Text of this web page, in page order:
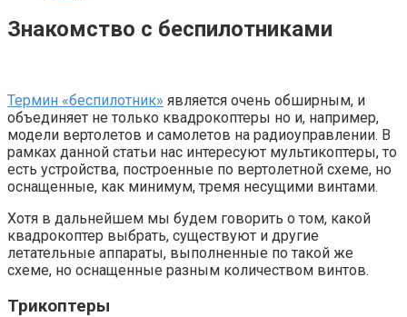
Знакомство с беспилотниками
Термин «беспилотник» является очень обширным, и
объединяет не только квадрокоптеры но и, например,
модели вертолетов и самолетов на радиоуправлении. В
рамках данной статьи нас интересуют мультикоптеры, то
есть устройства, построенные по вертолетной схеме, но
оснащенные, как минимум, тремя несущими винтами.
Хотя в дальнейшем мы будем говорить о том, какой
квадрокоптер выбрать, существуют и другие
летательные аппараты, выполненные по такой же
схеме, но оснащенные разным количеством винтов.
Трикоптеры